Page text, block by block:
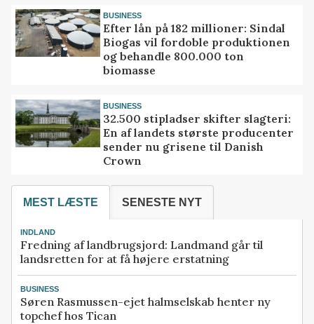
BUSINESS
Efter lån på 182 millioner: Sindal
Biogas vil fordoble produktionen
og behandle 800.000 ton
biomasse
BUSINESS
32.500 stipladser skifter slagteri:
En af landets største producenter
sender nu grisene til Danish
Crown
MEST LÆSTE SENESTE NYT
INDLAND
Fredning af landbrugsjord: Landmand går til
landsretten for at få højere erstatning
BUSINESS
Søren Rasmussen-ejet halmselskab henter ny
topchef hos Tican